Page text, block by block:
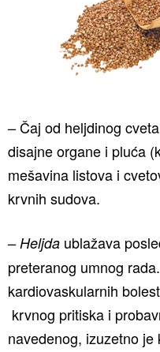
– Čaj od heljdinog
disajne organe i pluća
mešavina listova i
krvnih sudova.
– Heljda ublažava
preteranog umnog
kardiovaskularnih
krvnog pritiska i
navedenog, izuzetno je